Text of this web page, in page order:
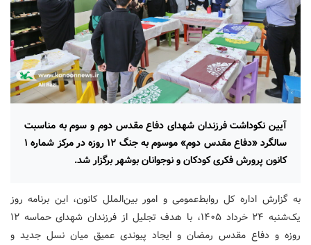
آیین نکوداشت فرزندان شهدای دفاع مقدس دوم و سوم به مناسبت
سالگرد «دفاع مقدس دوم» موسوم به جنگ ۱۲ روزه در مرکز شماره ۱
کانون پرورش فکری کودکان و نوجوانان بوشهر برگزار شد.
به گزارش اداره کل روابط‌عمومی و امور بین‌الملل کانون، این برنامه روز
یک‌شنبه ۲۴ خرداد ۱۴۰۵،‌ با هدف تجلیل از فرزندان شهدای حماسه ۱۲
روزه و دفاع مقدس رمضان و ایجاد پیوندی عمیق میان نسل جدید و